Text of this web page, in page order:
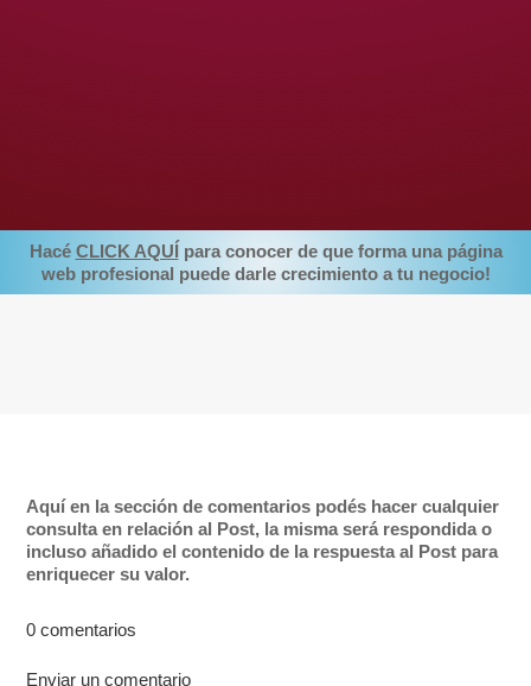
Hacé CLICK AQUÍpara conocer de que forma una página
web profesional puede darle crecimiento a tu negocio!
Aquí en la sección de comentarios podés hacer cualquier
consulta en relación al Post, la misma será respondida o
incluso añadido el contenido de la respuesta al Post para
enriquecer su valor.
0 comentarios
Enviar un comentario